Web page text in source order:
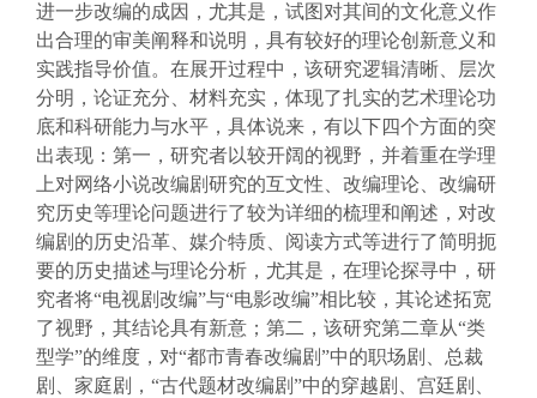
进一步改编的成因，尤其是，试图对其间的文化意义作
出合理的审美阐释和说明，具有较好的理论创新意义和
实践指导价值。在展开过程中，该研究逻辑清晰、层次
分明，论证充分、材料充实，体现了扎实的艺术理论功
底和科研能力与水平，具体说来，有以下四个方面的突
出表现：第一，研究者以较开阔的视野，并着重在学理
上对网络小说改编剧研究的互文性、改编理论、改编研
究历史等理论问题进行了较为详细的梳理和阐述，对改
编剧的历史沿革、媒介特质、阅读方式等进行了简明扼
要的历史描述与理论分析，尤其是，在理论探寻中，研
究者将“电视剧改编”与“电影改编”相比较，其论述拓宽
了视野，其结论具有新意；第二，该研究第二章从“类
型学”的维度，对“都市青春改编剧”中的职场剧、总裁
剧、家庭剧，“古代题材改编剧”中的穿越剧、宫廷剧、